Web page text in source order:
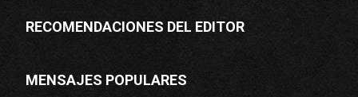
RECOMENDACIONES DEL EDITOR
MENSAJES POPULARES